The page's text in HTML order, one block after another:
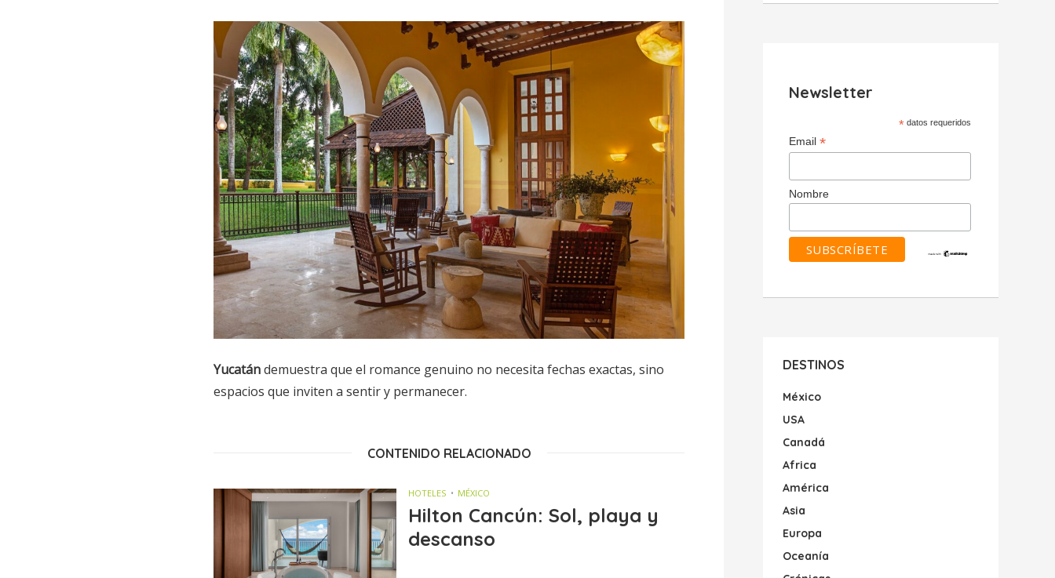
Yucatándemuestra que el romance genuino no necesita fechas exactas, sino
espacios que inviten a sentir y permanecer.
CONTENIDO RELACIONADO
HOTELES MÉXICO
Hilton Cancún: Sol, playa y
descanso
Newsletter
* datos requeridos
Email *
Nombre
DESTINOS
México
USA
Canadá
Africa
América
Asia
Europa
Oceanía